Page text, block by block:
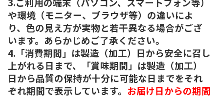
や環境（モニター、ブラウザ等）の違いによ
り、色の見え方が実物と若干異なる場合がござ
います。あらかじめご了承ください。
4.「消費期間」は製造（加工）日から安全に召し
上がれる日まで、「賞味期間」は製造（加工）
日から品質の保持が十分に可能な日までをそれ
ぞれ期間で表示しています。 お届け日からの期間